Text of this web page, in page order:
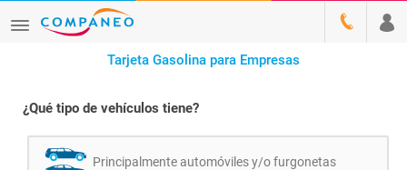
Tarjeta Gasolina para Empresas
¿Qué tipo de vehículos tiene?
Principalmente automóviles y/o furgonetas